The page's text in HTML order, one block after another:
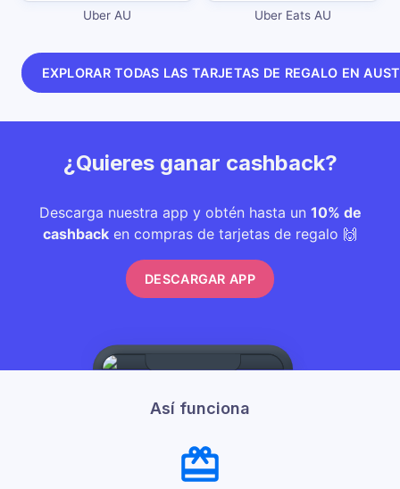
Uber AU Uber Eats AU
EXPLORAR TODAS LAS TARJETAS DE REGALO EN
¿Quieres ganar cashback?
Descarga nuestra app y obtén hasta un 10% de
cashback en compras de tarjetas de regalo 🙌
DESCARGAR APP
Así funciona